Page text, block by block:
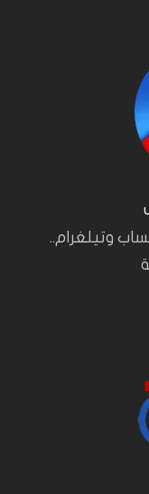
وتيلغرام..